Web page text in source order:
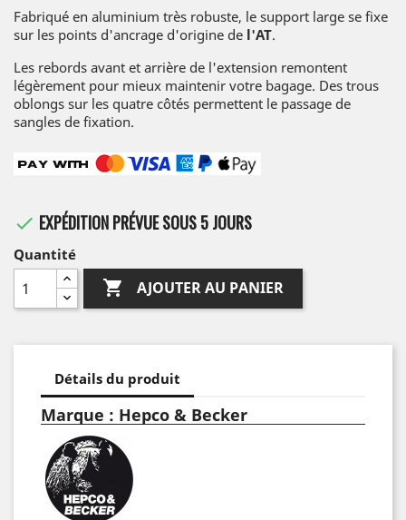
Fabriqué en aluminium très robuste, le support large se fixe
sur les points d'ancrage d'origine de l'AT.
Les rebords avant et arrière de l'extension remontent
légèrement pour mieux maintenir votre bagage. Des trous
oblongs sur les quatre côtés permettent le passage de
sangles de fixation.
 EXPÉDITION PRÉVUE SOUS 5 JOURS
Quantité
 AJOUTER AU PANIER
Détails du produit
Marque : Hepco & Becker